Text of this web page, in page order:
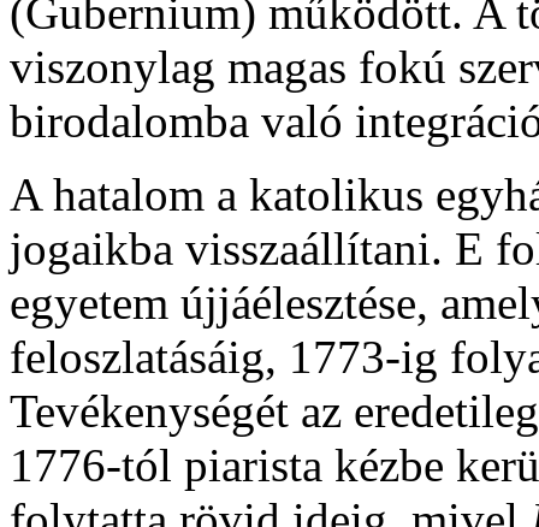
(Gubernium) működött. A
viszonylag magas fokú
birodalomba való
A hatalom a katolikus
jogaikba visszaállítani. E
egyetem újjáélesztése,
feloszlatásáig, 1773-ig
Tevékenységét az
1776-tól piarista kézbe